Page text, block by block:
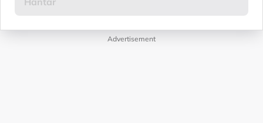
Advertisement